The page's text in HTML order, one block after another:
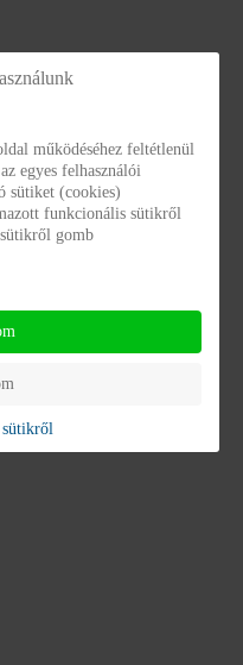
működéséhez feltétlenül
egyes felhasználói
sütiket (cookies)
funkcionális sütikről
sütikről gomb
sütikről